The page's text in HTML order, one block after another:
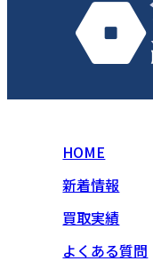
HOME
新着情報
買取実績
よくある質問